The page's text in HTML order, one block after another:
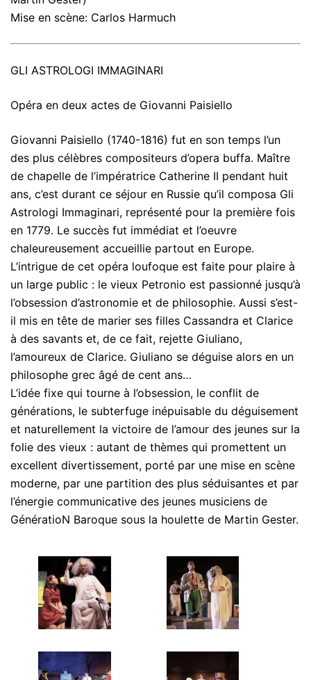
Mise en scène: Carlos Harmuch
GLI ASTROLOGI IMMAGINARI
Opéra en deux actes de Giovanni Paisiello
Giovanni Paisiello (1740-1816) fut en son temps l’un
des plus célèbres compositeurs d’opera buffa. Maître
de chapelle de l’impératrice Catherine II pendant huit
ans, c’est durant ce séjour en Russie qu’il composa Gli
Astrologi Immaginari, représenté pour la première fois
en 1779. Le succès fut immédiat et l’oeuvre
chaleureusement accueillie partout en Europe.
L’intrigue de cet opéra loufoque est faite pour plaire à
un large public : le vieux Petronio est passionné jusqu’à
l’obsession d’astronomie et de philosophie. Aussi s’est-
il mis en tête de marier ses filles Cassandra et Clarice
à des savants et, de ce fait, rejette Giuliano,
l’amoureux de Clarice. Giuliano se déguise alors en un
philosophe grec âgé de cent ans…
L’idée fixe qui tourne à l’obsession, le conflit de
générations, le subterfuge inépuisable du déguisement
et naturellement la victoire de l’amour des jeunes sur la
folie des vieux : autant de thèmes qui promettent un
excellent divertissement, porté par une mise en scène
moderne, par une partition des plus séduisantes et par
l’énergie communicative des jeunes musiciens de
GénératioN Baroque sous la houlette de Martin Gester.